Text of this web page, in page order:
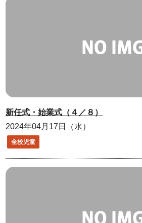
新任式・始業式（４／８）
2024年04月17日（水）
全校児童